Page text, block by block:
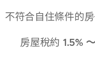
不符合自住條件的房
👉 房屋稅約 1.5%